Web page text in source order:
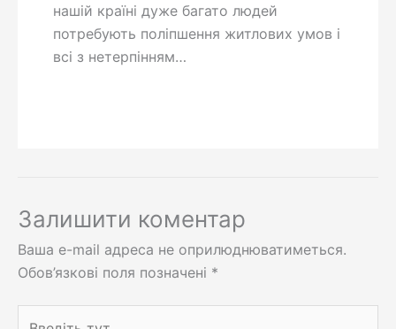
нашій країні дуже багато людей
потребують поліпшення житлових умов і
всі з нетерпінням…
Залишити коментар
Ваша e-mail адреса не оприлюднюватиметься.
Обов’язкові поля позначені *